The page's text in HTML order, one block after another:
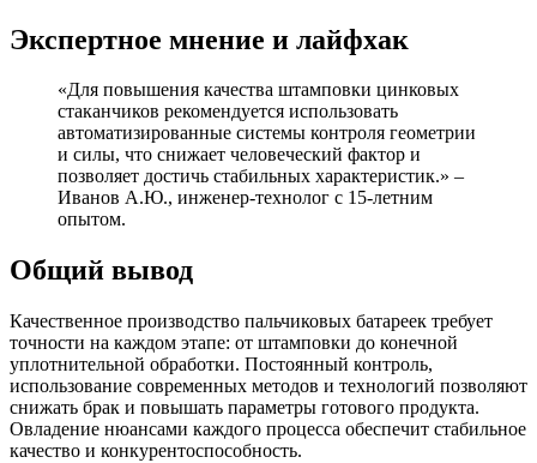
Экспертное мнение и лайфхак
«Для повышения качества штамповки цинковых
стаканчиков рекомендуется использовать
автоматизированные системы контроля геометрии
и силы, что снижает человеческий фактор и
позволяет достичь стабильных характеристик.» –
Иванов А.Ю., инженер-технолог с 15-летним
опытом.
Общий вывод
Качественное производство пальчиковых батареек требует
точности на каждом этапе: от штамповки до конечной
уплотнительной обработки. Постоянный контроль,
использование современных методов и технологий позволяют
снижать брак и повышать параметры готового продукта.
Овладение нюансами каждого процесса обеспечит стабильное
качество и конкурентоспособность.